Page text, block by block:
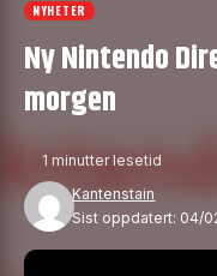
NYHETER
Ny Nintendo
morgen
Sist oppdatert: 04/
Kantenstain
1 minutter lesetid